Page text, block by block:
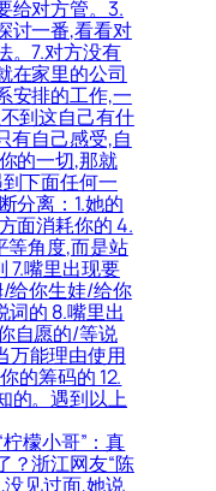
给对方管。3.
讨一番,看看对
。7.对方没有
在家里的公司
安排的工作,一
到这自己有什
有自己感受,自
的一切,那就
下面任何一
分离：1.她的
面消耗你的 4.
等角度,而是站
7.嘴里出现要
给你生娃/给你
的 8.嘴里出
自愿的/等说
万能理由使用
的筹码的 12.
的。遇到以上
檬小哥”：真
？浙江网友“陈
见过面,她说